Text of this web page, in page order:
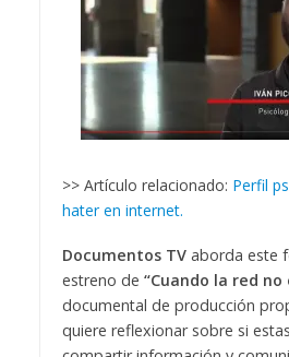
>> Artículo relacionado: Perfil
hater en internet.
Documentos TVaborda este
estreno de “Cuando la red no
documental de producción
quiere reflexionar sobre si